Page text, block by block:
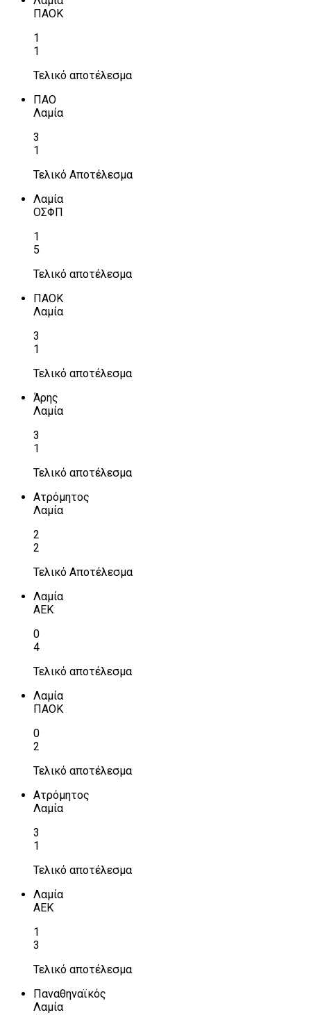
ΠΑΟΚ
1
1
Τελικό αποτέλεσμα
ΠΑΟ
Λαμία
3
1
Τελικό Αποτέλεσμα
Λαμία
ΟΣΦΠ
1
5
Τελικό αποτέλεσμα
ΠΑΟΚ
Λαμία
3
1
Τελικό αποτέλεσμα
Άρης
Λαμία
3
1
Τελικό αποτέλεσμα
Ατρόμητος
Λαμία
2
2
Τελικό Αποτέλεσμα
Λαμία
ΑΕΚ
0
4
Τελικό αποτέλεσμα
Λαμία
ΠΑΟΚ
0
2
Τελικό αποτέλεσμα
Ατρόμητος
Λαμία
3
1
Τελικό αποτέλεσμα
Λαμία
ΑΕΚ
1
3
Τελικό αποτέλεσμα
Παναθηναϊκός
Λαμία